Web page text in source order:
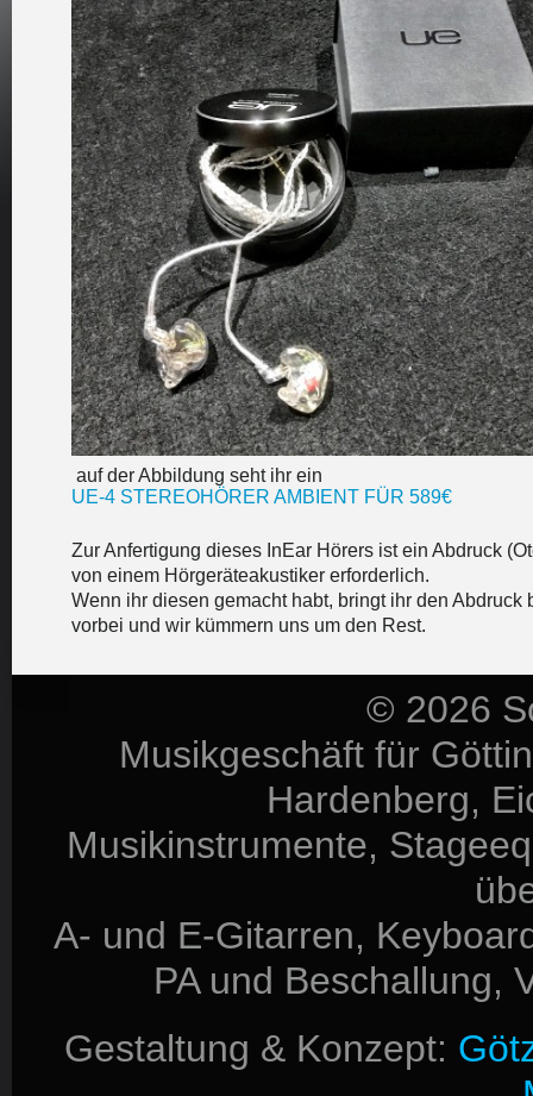
auf der Abbildung seht ihr ein
UE-4 STEREOHÖRER AMBIENT FÜR 589€
Zur Anfertigung dieses InEar Hörers ist ein Abdruck
von einem Hörgeräteakustiker erforderlich.
Wenn ihr diesen gemacht habt, bringt ihr den Abdruck
vorbei und wir kümmern uns um den Rest.
© 2026
Musikgeschäft für
Hardenberg,
Musikinstrumente,
A- und E-Gitarren,
PA und Beschallung,
Gestaltung & Konzept: